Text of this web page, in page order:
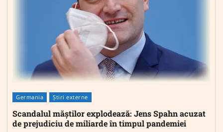
Germania Știri externe
Scandalul măștilor explodează: Jens Spahn acuzat
de prejudiciu de miliarde în timpul pandemiei